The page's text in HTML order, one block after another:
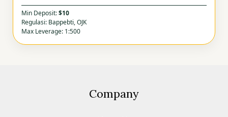
Min Deposit:$10
Regulasi: Bappebti, OJK
Max Leverage: 1:500
Company